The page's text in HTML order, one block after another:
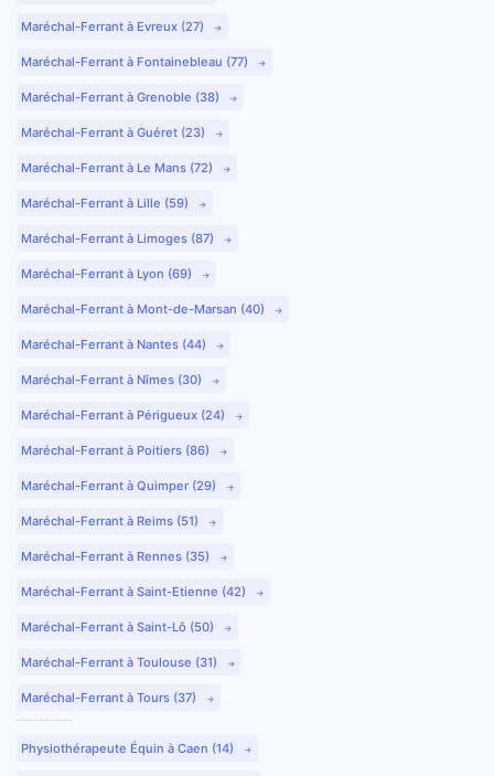
Maréchal-Ferrant à Evreux (27)
Maréchal-Ferrant à Fontainebleau (77)
Maréchal-Ferrant à Grenoble (38)
Maréchal-Ferrant à Guéret (23)
Maréchal-Ferrant à Le Mans (72)
Maréchal-Ferrant à Lille (59)
Maréchal-Ferrant à Limoges (87)
Maréchal-Ferrant à Lyon (69)
Maréchal-Ferrant à Mont-de-Marsan (40)
Maréchal-Ferrant à Nantes (44)
Maréchal-Ferrant à Nîmes (30)
Maréchal-Ferrant à Périgueux (24)
Maréchal-Ferrant à Poitiers (86)
Maréchal-Ferrant à Quimper (29)
Maréchal-Ferrant à Reims (51)
Maréchal-Ferrant à Rennes (35)
Maréchal-Ferrant à Saint-Etienne (42)
Maréchal-Ferrant à Saint-Lô (50)
Maréchal-Ferrant à Toulouse (31)
Maréchal-Ferrant à Tours (37)
Physiothérapeute Équin à Caen (14)